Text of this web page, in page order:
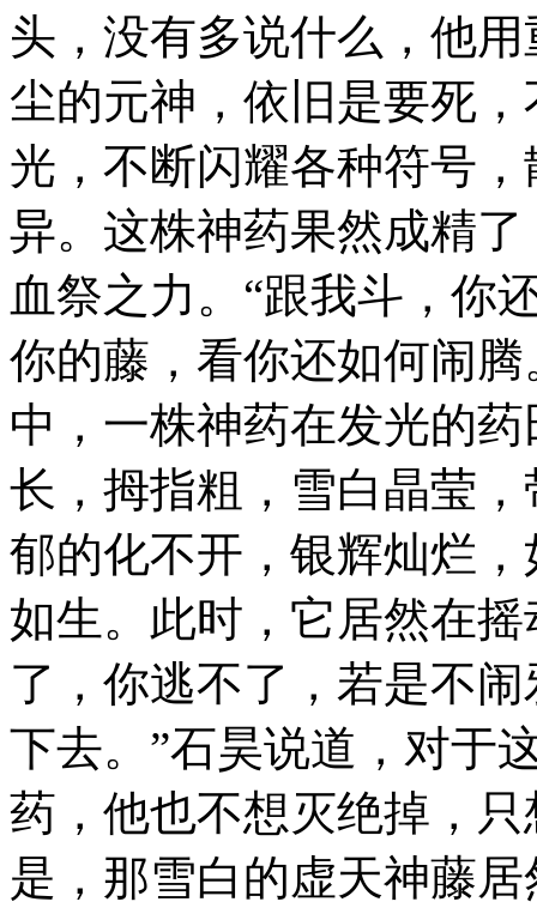
头，没有多说什么，他
尘的元神，依旧是要死
光，不断闪耀各种符号
异。这株神药果然成精
血祭之力。“跟我斗，你
你的藤，看你还如何闹
中，一株神药在发光的
长，拇指粗，雪白晶莹
郁的化不开，银辉灿烂
如生。此时，它居然在
了，你逃不了，若是不
下去。”石昊说道，对于
药，他也不想灭绝掉，
是，那雪白的虚天神藤